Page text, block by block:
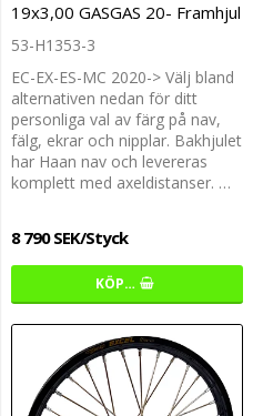
19x3,00 GASGAS 20- Framhjul
53-H1353-3
EC-EX-ES-MC 2020-> Välj bland
alternativen nedan för ditt
personliga val av färg på nav,
fälg, ekrar och nipplar. Bakhjulet
har Haan nav och levereras
komplett med axeldistanser. …
8 790 SEK/Styck
KÖP…